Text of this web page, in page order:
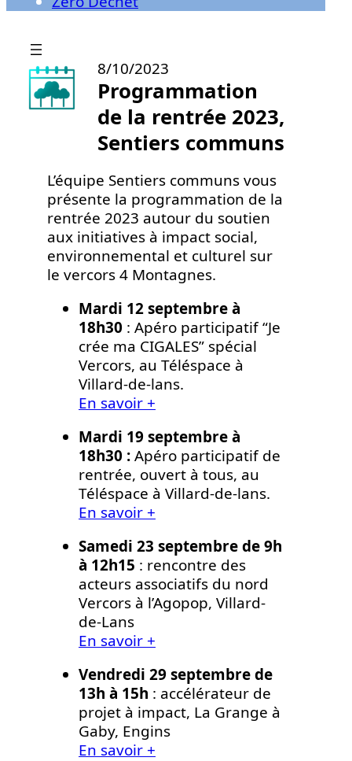
8/10/2023
Programmation
de la rentrée 2023,
Sentiers communs
L’équipe Sentiers communs vous
présente la programmation de la
rentrée 2023 autour du soutien
aux initiatives à impact social,
environnemental et culturel sur
le vercors 4 Montagnes.
Mardi 12 septembre à
18h30 : Apéro participatif “Je
crée ma CIGALES” spécial
Vercors, au Téléspace à
Villard-de-lans.
En savoir +
Mardi 19 septembre à
18h30 :Apéro participatif de
rentrée, ouvert à tous, au
Téléspace à Villard-de-lans.
En savoir +
Samedi 23 septembre de 9h
à 12h15 : rencontre des
acteurs associatifs du nord
Vercors à l’Agopop, Villard-
de-Lans
En savoir +
Vendredi 29 septembre de
13h à 15h : accélérateur de
projet à impact, La Grange à
Gaby, Engins
En savoir +